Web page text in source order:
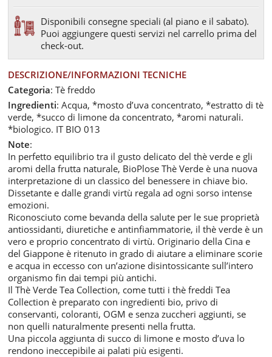
Disponibili consegne speciali (al piano e il sabato).
Puoi aggiungere questi servizi nel carrello prima del
check-out.
DESCRIZIONE/INFORMAZIONI TECNICHE
Categoria: Tè freddo
Ingredienti: Acqua, *mosto d’uva concentrato, *estratto di tè
verde, *succo di limone da concentrato, *aromi naturali.
*biologico. IT BIO 013
Note:
In perfetto equilibrio tra il gusto delicato del thè verde e gli
aromi della frutta naturale, BioPlose Thè Verde è una nuova
interpretazione di un classico del benessere in chiave bio.
Dissetante e dalle grandi virtù regala ad ogni sorso intense
emozioni.
Riconosciuto come bevanda della salute per le sue proprietà
antiossidanti, diuretiche e antinfiammatorie, il thè verde è un
vero e proprio concentrato di virtù. Originario della Cina e
del Giappone è ritenuto in grado di aiutare a eliminare scorie
e acqua in eccesso con un’azione disintossicante sull’intero
organismo fin dai tempi più antichi.
Il Thè Verde Tea Collection, come tutti i thè freddi Tea
Collection è preparato con ingredienti bio, privo di
conservanti, coloranti, OGM e senza zuccheri aggiunti, se
non quelli naturalmente presenti nella frutta.
Una piccola aggiunta di succo di limone e mosto d’uva lo
rendono ineccepibile ai palati più esigenti.